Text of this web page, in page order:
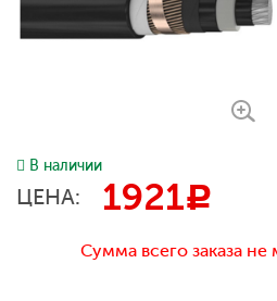
В наличии
ЦЕНА: 1921c
Сумма всего заказа